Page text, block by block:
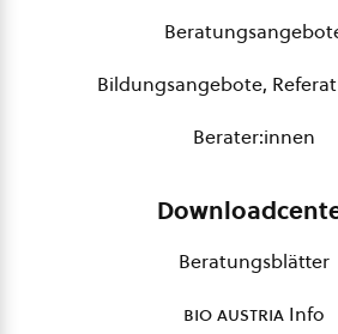
Bildungsangebote,
Berater:innen
Beratungsblätter
bio austria Info